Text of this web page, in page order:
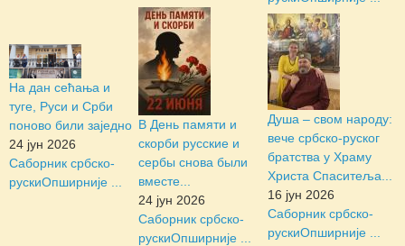
На дан сећања и
туге, Руси и Срби
поново били заједно
24 јун 2026
Саборник србско-
рускиОпширније ...
В День памяти и
скорби русские и
сербы снова были
вместе...
24 јун 2026
Саборник србско-
рускиОпширније ...
Душа – свом народу:
вече србско-руског
братства у Храму
Христа Спаситеља...
16 јун 2026
Саборник србско-
рускиОпширније ...